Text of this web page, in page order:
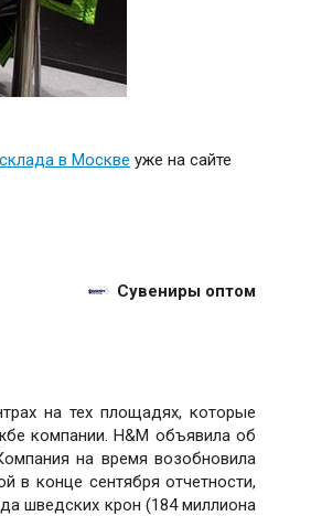
в Москве уже на сайте
Сувениры оптом
на тех площадях, которые
компании. H&M объявила об
на время возобновила
в конце сентября отчетности,
шведских крон (184 миллиона